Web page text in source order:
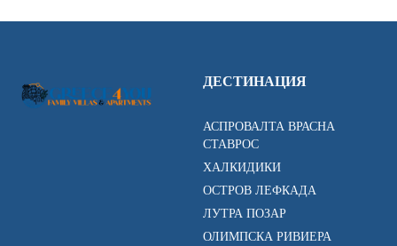
ДЕСТИНАЦИЯ
АСПРОВАЛТА ВРАСНА
СТАВРОС
ХАЛКИДИКИ
ОСТРОВ ЛЕФКАДА
ЛУТРА ПОЗАР
ОЛИМПСКА РИВИЕРА